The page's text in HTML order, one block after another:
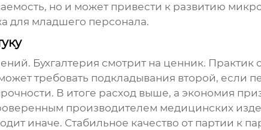
но и может привести к развитию
для младшего персонала.
Бухгалтерия смотрит на ценник. Практик
требовать подкладывания второй, если
В итоге расход выше, а экономия
производителем медицинских
иначе. Стабильное качество от партии к